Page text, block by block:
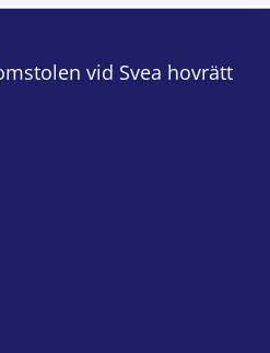
vid Svea hovrätt